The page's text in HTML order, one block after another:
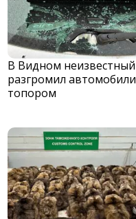
В Видном неизвестный
разгромил автомобили
топором